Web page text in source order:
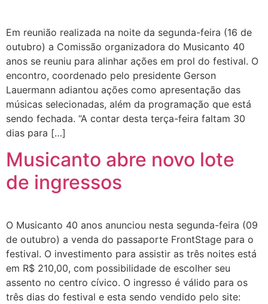
Em reunião realizada na noite da segunda-feira (16 de
outubro) a Comissão organizadora do Musicanto 40
anos se reuniu para alinhar ações em prol do festival. O
encontro, coordenado pelo presidente Gerson
Lauermann adiantou ações como apresentação das
músicas selecionadas, além da programação que está
sendo fechada. “A contar desta terça-feira faltam 30
dias para […]
Musicanto abre novo lote
de ingressos
O Musicanto 40 anos anunciou nesta segunda-feira (09
de outubro) a venda do passaporte FrontStage para o
festival. O investimento para assistir as três noites está
em R$ 210,00, com possibilidade de escolher seu
assento no centro cívico. O ingresso é válido para os
três dias do festival e esta sendo vendido pelo site: